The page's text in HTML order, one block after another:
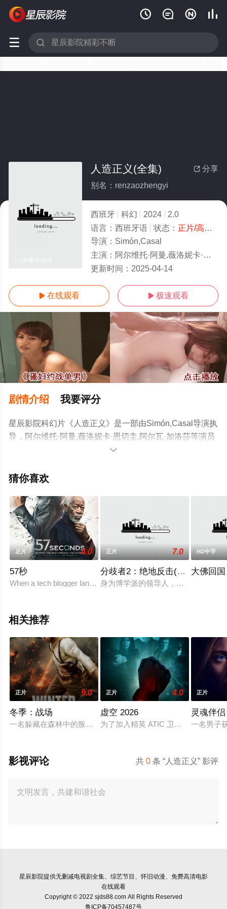
   
 
 分享
人造正义(全集)
别名：renzaozhengyi
西班牙 科幻 2024
2.0
语言： 西班牙语 状态： 正片/高清
导演： Simón,Casal
主演： 阿尔维托·阿曼,薇洛妮卡·恩切圭,阿尔瓦·加洛莎
更新时间： 2025-04-14
 在线观看  极速观看
剧情介绍 我要评分
星辰影院科幻片《人造正义》是一部由Simón,Casal导演执
导，阿尔维托·阿曼,薇洛妮卡·恩切圭,阿尔瓦·加洛莎等演员
精彩演绎的西班牙电影，大结局剧情已揭晓（1-1全集），
更多相关信息可移步至豆瓣电影、电视猫或剧情网等平台

猜你喜欢
正片 4.0
57秒
When a tech blogger lands an interview with a tech guru a
正片 7.0
分歧者2：绝地反击(原声版)
身为博学派的领导人，珍宁（凯特·
HD中字
大佛回国
相关推荐
正片 9.0
冬季：战场
一名躲藏在森林中的叛军士兵，遭到人工智能控制政权的追捕
正片 4.0
虚空 2026
为了加入精英 ATIC 卫队，阿兰娜·
正片
灵魂伴侣
一名男子
共0 条 “人造正义” 影评
影视评论
星辰影院提供无删减电视剧全集、综艺节目、怀旧动漫、免费高清电影
在线观看
Copyright © 2022 sjds88.com All Rights Reserved
鲁ICP备70457487号